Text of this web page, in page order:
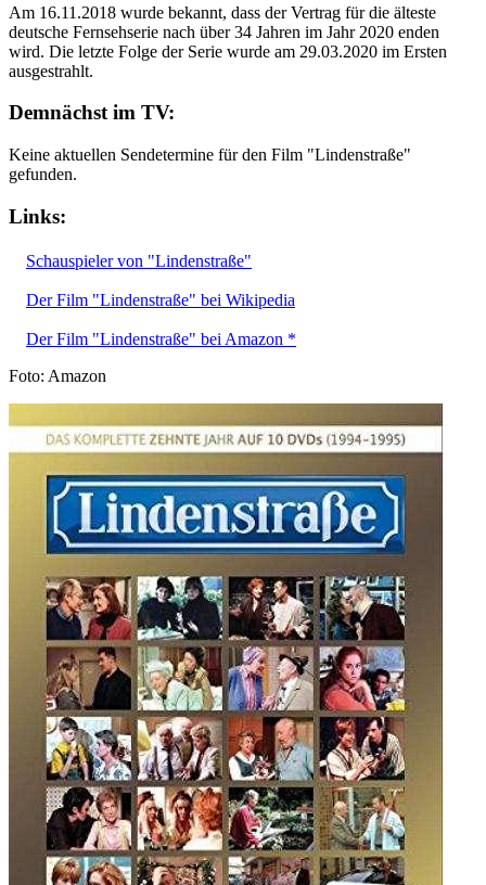
Am 16.11.2018 wurde bekannt, dass der Vertrag für die älteste
deutsche Fernsehserie nach über 34 Jahren im Jahr 2020 enden
wird. Die letzte Folge der Serie wurde am 29.03.2020 im Ersten
ausgestrahlt.
Demnächst im TV:
Keine aktuellen Sendetermine für den Film "Lindenstraße"
gefunden.
Links:
Schauspieler von "Lindenstraße"
Der Film "Lindenstraße" bei Wikipedia
Der Film "Lindenstraße" bei Amazon *
Foto: Amazon